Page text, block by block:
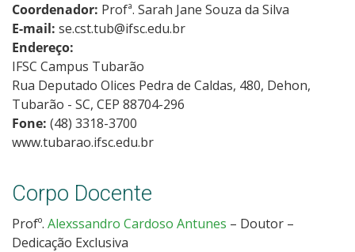
Coordenador: Profª. Sarah Jane Souza da Silva
E-mail: se.cst.tub@ifsc.edu.br
Endereço:
IFSC Campus Tubarão
Rua Deputado Olices Pedra de Caldas, 480, Dehon,
Tubarão - SC, CEP 88704-296
Fone: (48) 3318-3700
www.tubarao.ifsc.edu.br
Corpo Docente
Profº. Alexssandro Cardoso Antunes – Doutor –
Dedicação Exclusiva